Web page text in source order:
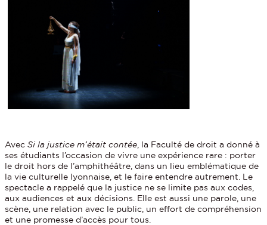
AvecSi la justice m’était contée , la Faculté de droit a donné à
ses étudiants l’occasion de vivre une expérience rare : porter
le droit hors de l’amphithéâtre, dans un lieu emblématique de
la vie culturelle lyonnaise, et le faire entendre autrement. Le
spectacle a rappelé que la justice ne se limite pas aux codes,
aux audiences et aux décisions. Elle est aussi une parole, une
scène, une relation avec le public, un effort de compréhension
et une promesse d’accès pour tous.